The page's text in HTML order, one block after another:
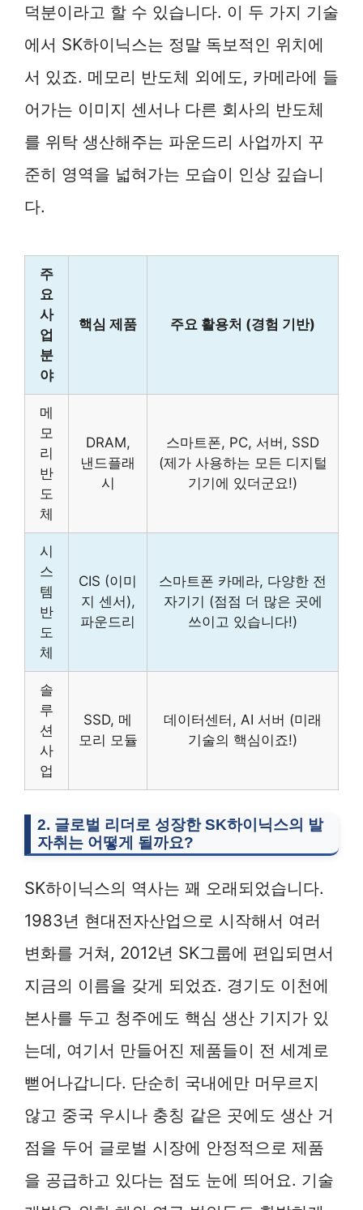
덕분이라고 할 수 있습니다. 이 두 가지 기술
에서 SK하이닉스는 정말 독보적인 위치에
서 있죠. 메모리 반도체 외에도, 카메라에 들
어가는 이미지 센서나 다른 회사의 반도체
를 위탁 생산해주는 파운드리 사업까지 꾸
준히 영역을 넓혀가는 모습이 인상 깊습니
다.
주
요
사
업
분
야
핵심 제품 주요 활용처 (경험 기반)
메
모
리
반
도
체
DRAM,
낸드플래
시
스마트폰, PC, 서버, SSD
(제가 사용하는 모든 디지털
기기에 있더군요!)
시
스
템
반
도
체
CIS (이미
지 센서),
파운드리
스마트폰 카메라, 다양한 전
자기기 (점점 더 많은 곳에
쓰이고 있습니다!)
솔
루
션
사
업
SSD, 메
모리 모듈
데이터센터, AI 서버 (미래
기술의 핵심이죠!)
2. 글로벌 리더로 성장한 SK하이닉스의 발
자취는 어떻게 될까요?
SK하이닉스의 역사는 꽤 오래되었습니다.
1983년 현대전자산업으로 시작해서 여러
변화를 거쳐, 2012년 SK그룹에 편입되면서
지금의 이름을 갖게 되었죠. 경기도 이천에
본사를 두고 청주에도 핵심 생산 기지가 있
는데, 여기서 만들어진 제품들이 전 세계로
뻗어나갑니다. 단순히 국내에만 머무르지
않고 중국 우시나 충칭 같은 곳에도 생산 거
점을 두어 글로벌 시장에 안정적으로 제품
을 공급하고 있다는 점도 눈에 띄어요. 기술